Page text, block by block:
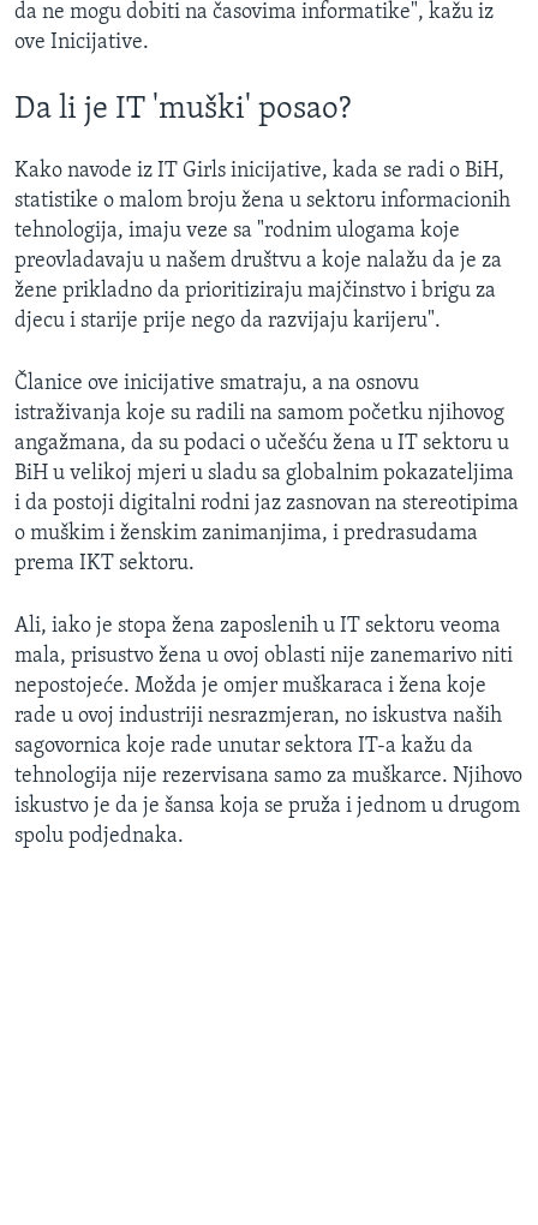
da ne mogu dobiti na časovima informatike", kažu iz
ove Inicijative.
Da li je IT 'muški' posao?
Kako navode iz IT Girls inicijative, kada se radi o BiH,
statistike o malom broju žena u sektoru informacionih
tehnologija, imaju veze sa "rodnim ulogama koje
preovladavaju u našem društvu a koje nalažu da je za
žene prikladno da prioritiziraju majčinstvo i brigu za
djecu i starije prije nego da razvijaju karijeru".
Članice ove inicijative smatraju, a na osnovu
istraživanja koje su radili na samom početku njihovog
angažmana, da su podaci o učešću žena u IT sektoru u
BiH u velikoj mjeri u sladu sa globalnim pokazateljima
i da postoji digitalni rodni jaz zasnovan na stereotipima
o muškim i ženskim zanimanjima, i predrasudama
prema IKT sektoru.
Ali, iako je stopa žena zaposlenih u IT sektoru veoma
mala, prisustvo žena u ovoj oblasti nije zanemarivo niti
nepostojeće. Možda je omjer muškaraca i žena koje
rade u ovoj industriji nesrazmjeran, no iskustva naših
sagovornica koje rade unutar sektora IT-a kažu da
tehnologija nije rezervisana samo za muškarce. Njihovo
iskustvo je da je šansa koja se pruža i jednom u drugom
spolu podjednaka.​